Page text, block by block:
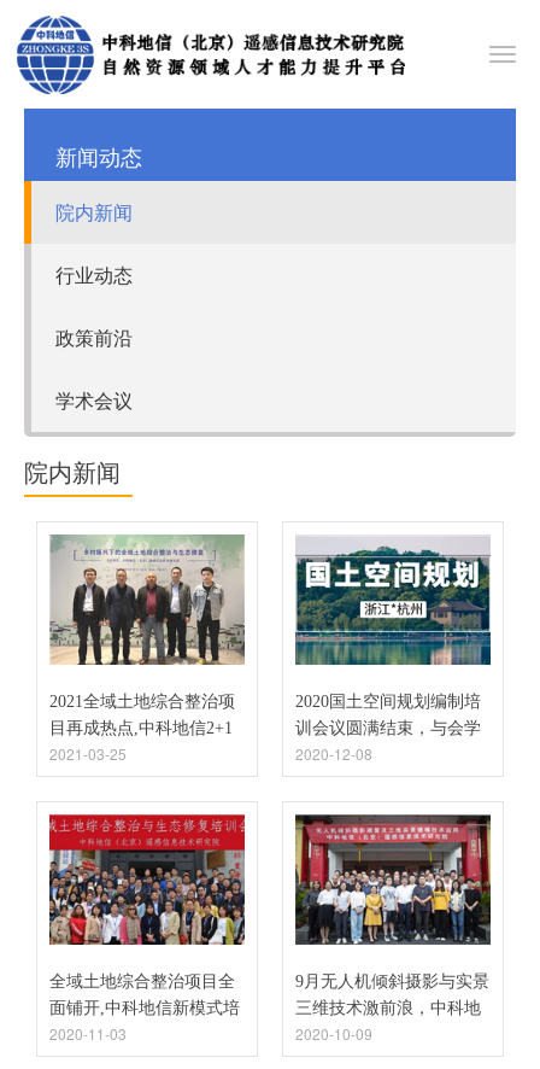
新闻动态
院内新闻
行业动态
政策前沿
学术会议
院内新闻
2021全域土地综合整治项
目再成热点,中科地信2+1
新模式教学成果斐然！
2021-03-25
2020国土空间规划编制培
训会议圆满结束，与会学
员赞誉有加！
2020-12-08
全域土地综合整治项目全
面铺开,中科地信新模式培
训一马当先!
2020-11-03
9月无人机倾斜摄影与实景
三维技术激前浪，中科地
信线下课成“后浪”！
2020-10-09